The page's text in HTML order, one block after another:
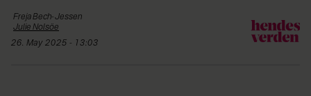
FrejaBech-Jessen
Julie Nolsöe
26. May 2025 - 13:03